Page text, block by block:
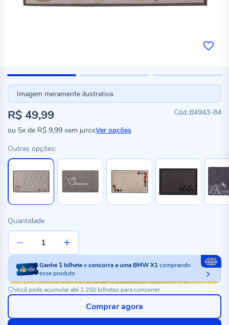
Imagem meramente ilustrativa
84943-84
R$ 49,99
ou 5x de R$ 9,99 sem jurosVer opções
Outras opções:
Quantidade
Ganhe 1bilheteeconcorra a uma BMW X1comprando
esse produto
Você pode acumular até 1.250 bilhetes para concorrer
Comprar agora